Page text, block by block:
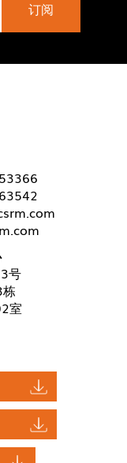
号
室